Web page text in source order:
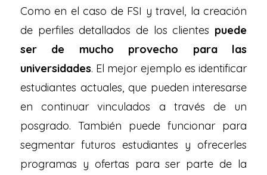
Como en el caso de FSI y travel, la creación
de perfiles detallados de los clientes puede
ser de mucho provecho para las
universidades. El mejor ejemplo es identificar
estudiantes actuales, que pueden interesarse
en continuar vinculados a través de un
posgrado. También puede funcionar para
segmentar futuros estudiantes y ofrecerles
programas y ofertas para ser parte de la